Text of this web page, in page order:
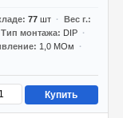
77шт
Вес г.
Тип монтажа
DIP
1,0 МОм
Купить